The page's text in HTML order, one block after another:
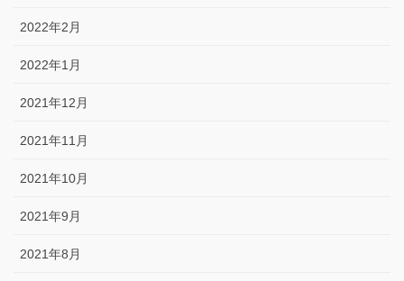
2022年2月
2022年1月
2021年12月
2021年11月
2021年10月
2021年9月
2021年8月